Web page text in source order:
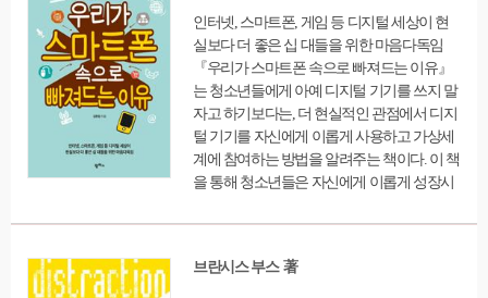
워크 활동에 대해 생각해보게 한다.
인터넷, 스마트폰, 게임 등 디지털 세상이 현
실보다 더 좋은 십 대들을 위한 마음다독임
『우리가 스마트폰 속으로 빠져드는 이유』
는 청소년들에게 아예 디지털 기기를 쓰지 말
자고 하기보다는, 더 현실적인 관점에서 디지
털 기기를 자신에게 이롭게 사용하고 가상세
계에 참여하는 방법을 알려주는 책이다. 이 책
을 통해 청소년들은 자신에게 이롭게 성장시
하게 될 것이다. 또한 더 나아가 온오프 생활
에서 경험하는 즐거움과 재미도 알게 될 것이
브란시스 부스 著